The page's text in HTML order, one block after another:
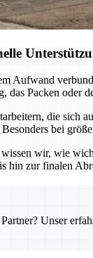
Aufwand
das Packen
die
bei
wir, wie
hin zur finalen
Unser